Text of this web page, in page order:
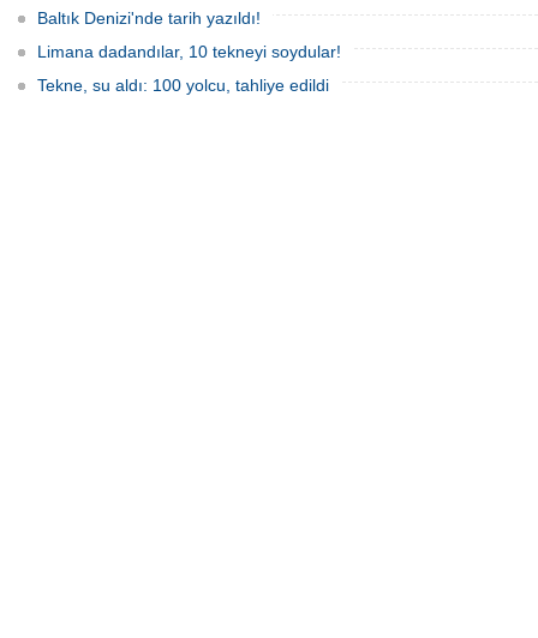
Baltık Denizi'nde tarih yazıldı!
Limana dadandılar, 10 tekneyi soydular!
Tekne, su aldı: 100 yolcu, tahliye edildi